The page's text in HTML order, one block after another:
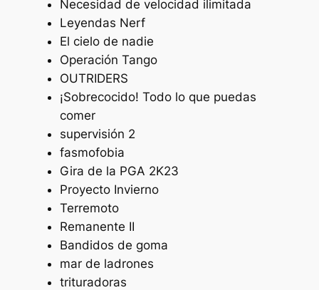
Necesidad de velocidad ilimitada
Leyendas Nerf
El cielo de nadie
Operación Tango
OUTRIDERS
¡Sobrecocido! Todo lo que puedas
comer
supervisión 2
fasmofobia
Gira de la PGA 2K23
Proyecto Invierno
Terremoto
Remanente II
Bandidos de goma
mar de ladrones
trituradoras